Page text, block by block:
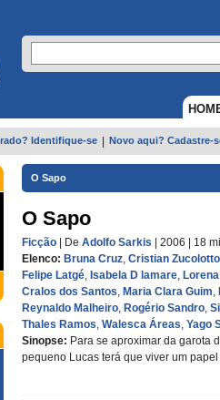
Identifique-se Novo aqui? Cadastre-
O Sapo
O Sapo
Ficção | De Adolfo Sarkis | 2006
| 18
Elenco: Bruna Cruz, Cristian Zucolotto
Felipe Latgé, Isabela D lamare,
Cralos dos Santos, Maria Clara Guim,
Reynaldo Malheiro, Rogério Sandro,
Thales Ramos, Walesca Áreas, Yago
Sinopse: Para se aproximar da garota
pequeno Lucas terá que viver um